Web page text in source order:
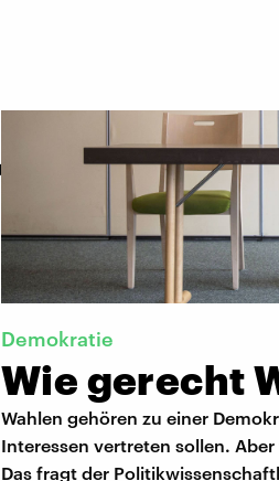
Demokratie
Wie gerecht
Wahlen gehören zu einer
Interessen vertreten sollen.
Das fragt der